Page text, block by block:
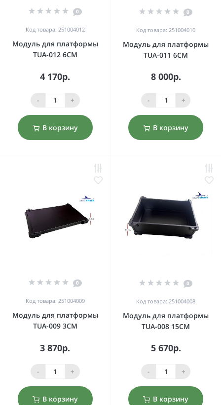
0
Код товара: 251004012
Модуль для платформы
TUA-012 6CM
4 170р.
- +
В корзину
0
Код товара: 251004010
Модуль для платформы
TUA-011 6CM
8 000р.
- +
В корзину
0
Код товара: 251004009
Модуль для платформы
TUA-009 3CM
3 870р.
- +
В корзину
0
Код товара: 251004008
Модуль для платформы
TUA-008 15CM
5 670р.
- +
В корзину